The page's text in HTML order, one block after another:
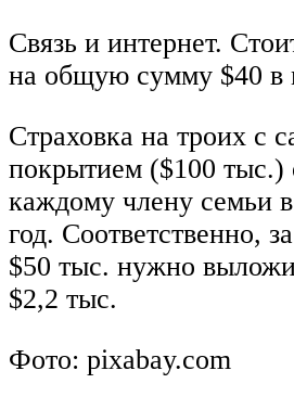
Связь и интернет.
на общую сумму $40 в
Страховка на троих с
покрытием ($100 тыс.)
каждому члену семьи
год. Соответственно,
$50 тыс. нужно
$2,2 тыс.
Фото: pixabay.com